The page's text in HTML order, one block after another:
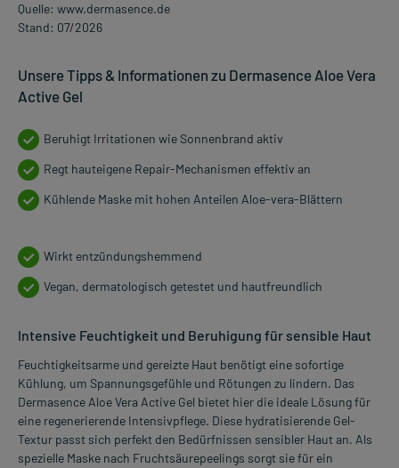
Quelle: www.dermasence.de
Stand: 07/2026
Unsere Tipps & Informationen zu Dermasence Aloe Vera
Active Gel
Beruhigt Irritationen wie Sonnenbrand aktiv
Regt hauteigene Repair-Mechanismen effektiv an
Kühlende Maske mit hohen Anteilen Aloe-vera-Blättern
Wirkt entzündungshemmend
Vegan, dermatologisch getestet und hautfreundlich
Intensive Feuchtigkeit und Beruhigung für sensible Haut
Feuchtigkeitsarme und gereizte Haut benötigt eine sofortige
Kühlung, um Spannungsgefühle und Rötungen zu lindern. Das
Dermasence Aloe Vera Active Gel bietet hier die ideale Lösung für
eine regenerierende Intensivpflege. Diese hydratisierende Gel-
Textur passt sich perfekt den Bedürfnissen sensibler Haut an. Als
spezielle Maske nach Fruchtsäurepeelings sorgt sie für ein